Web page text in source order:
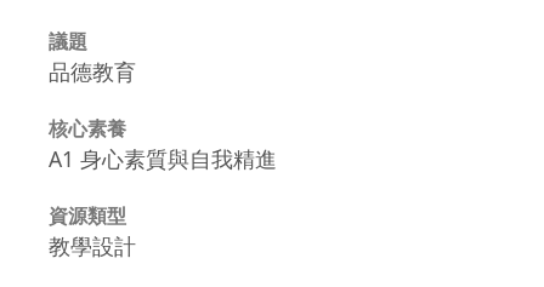
議題
品德教育
核心素養
A1 身心素質與自我精進
資源類型
教學設計